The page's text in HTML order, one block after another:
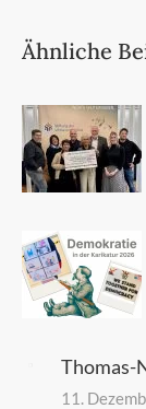
Ähnliche
Thomas-
11.